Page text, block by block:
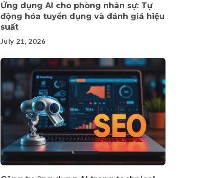
Ứng dụng AI cho phòng nhân sự: Tự
động hóa tuyển dụng và đánh giá hiệu
suất
July 21, 2026